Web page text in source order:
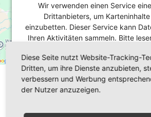
Wir verwenden einen Service
Drittanbieters, um Karteninhalte
einzubetten. Dieser Service kann
Ihren Aktivitäten sammeln. Bitte
Nutzung des Service zu, um diese
anzuzeigen.
Datum/Zeit
06.05.2024
Diese Seite nutzt Website-Tracking-
Dritten, um ihre Dienste anzubieten,
verbessern und Werbung
der Nutzer anzuzeigen.